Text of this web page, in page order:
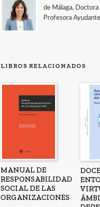
de Málaga, Doctora
Profesora
LIBROS RELACIONADOS
MANUAL DE
RESPONSABILIDAD
SOCIAL DE LAS
ORGANIZACIONES